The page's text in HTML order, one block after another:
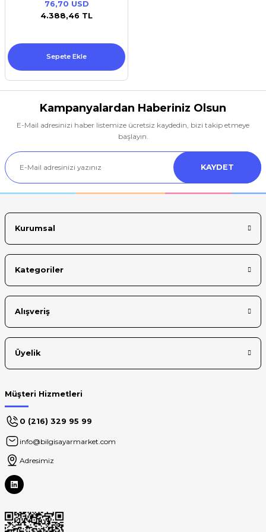
/ XPS+GPU
76,70 USD
4.388,46 TL
Sepete Ekle
Kampanyalardan Haberiniz Olsun
E-Mail adresinizi haber listemize ücretsiz kaydedin, bizi takip etmeye
başlayın.
KAYDET
Kurumsal
Kategoriler
Alışveriş
Üyelik
Müşteri Hizmetleri
0 (216) 329 95 99
info@bilgisayarmarket.com
Adresimiz